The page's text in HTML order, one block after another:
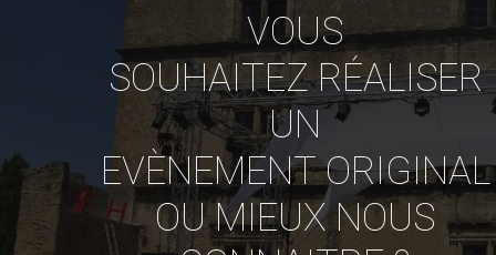
VOUS
SOUHAITEZ RÉALISER
UN
EVÈNEMENT ORIGINAL
OU MIEUX NOUS